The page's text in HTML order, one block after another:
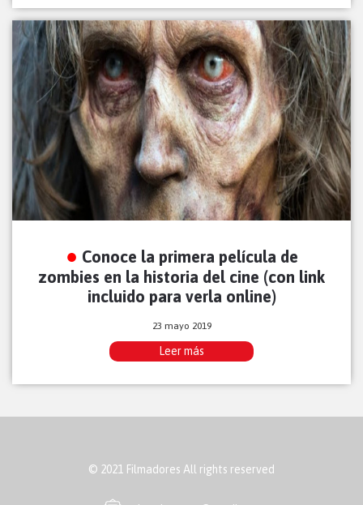
Conoce la primera película de
zombies en la historia del cine (con link
incluido para verla online)
23 mayo 2019
Leer más
© 2021 Filmadores All rights reserved